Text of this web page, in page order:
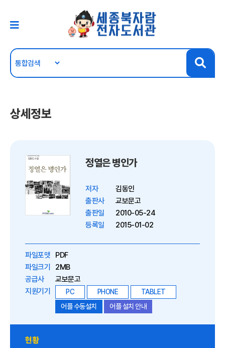
상세정보
정열은 병인가
저자
김동인
출판사
교보문고
출판일
2010-05-24
등록일
2015-01-02
파일포맷
PDF
파일크기
2MB
공급사
교보문고
지원기기
PC PHONE
TABLET
어플 수동설치
어플 설치 안내
현황